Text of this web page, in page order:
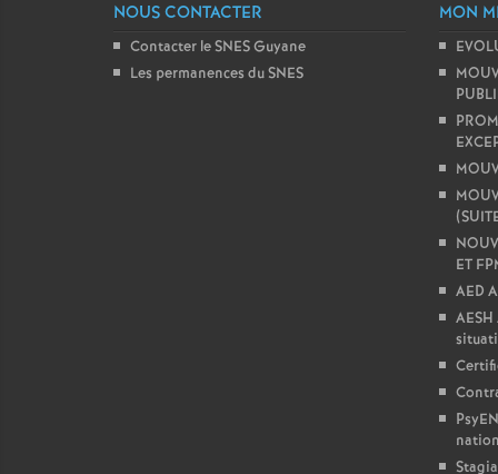
NOUS CONTACTER
Contacter le SNES Guyane
Les permanences du SNES
MON
ET
AED